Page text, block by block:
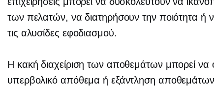
των πελατών, να διατηρήσουν την ποιότητα ή
τις αλυσίδες εφοδιασμού.
Η κακή διαχείριση των αποθεμάτων μπορεί να
υπερβολικό απόθεμα ή εξάντληση